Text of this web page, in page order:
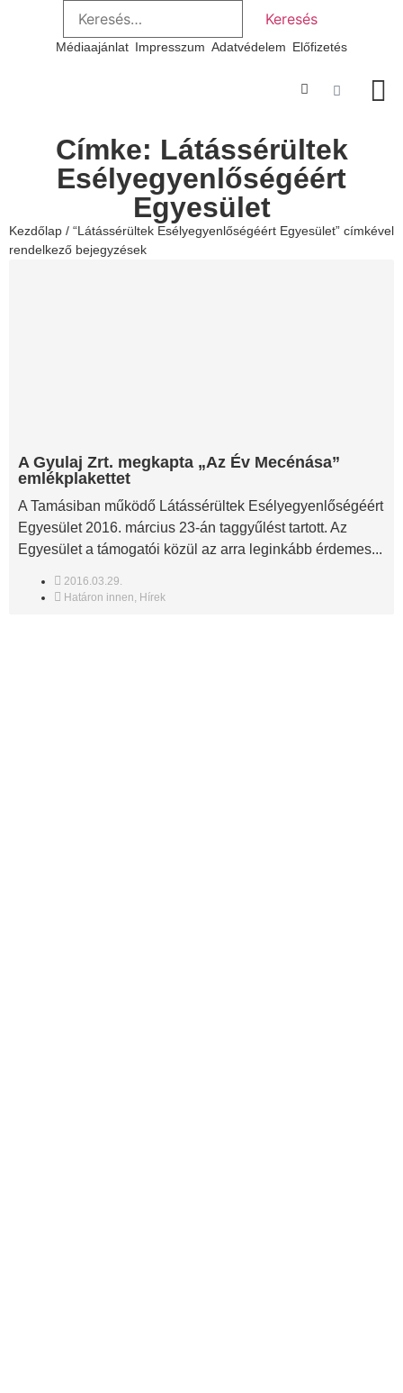
Médiaajánlat Impresszum Adatvédelem Előfizetés
Címke: Látássérültek
Esélyegyenlőségéért
Egyesület
Kezdőlap / “Látássérültek Esélyegyenlőségéért Egyesület” címkével
rendelkező bejegyzések
A Gyulaj Zrt. megkapta „Az Év Mecénása”
emlékplakettet
A Tamásiban működő Látássérültek Esélyegyenlőségéért
Egyesület 2016. március 23-án taggyűlést tartott. Az
Egyesület a támogatói közül az arra leginkább érdemes...
2016.03.29.
Határon innen, Hírek